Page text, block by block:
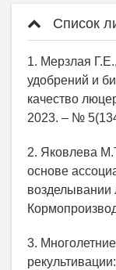
Список
1. Мерзлая
удобрений и
качество
2023. – №
2. Яковлева
основе
возделывании
3.